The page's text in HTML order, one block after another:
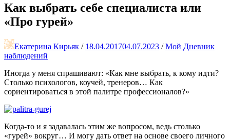
Как выбрать себе специалиста или
«Про гурей»
Екатерина Кирьяк / 18.04.201704.07.2023 / Мой Дневник
наблюдений
Иногда у меня спрашивают: «Как мне выбрать, к кому идти?
Столько психологов, коучей, тренеров… Как
сориентироваться в этой палитре профессионалов?»
Когда-то и я задавалась этим же вопросом, ведь столько
«гурей» вокруг… И могу дать ответ на основе своего личного